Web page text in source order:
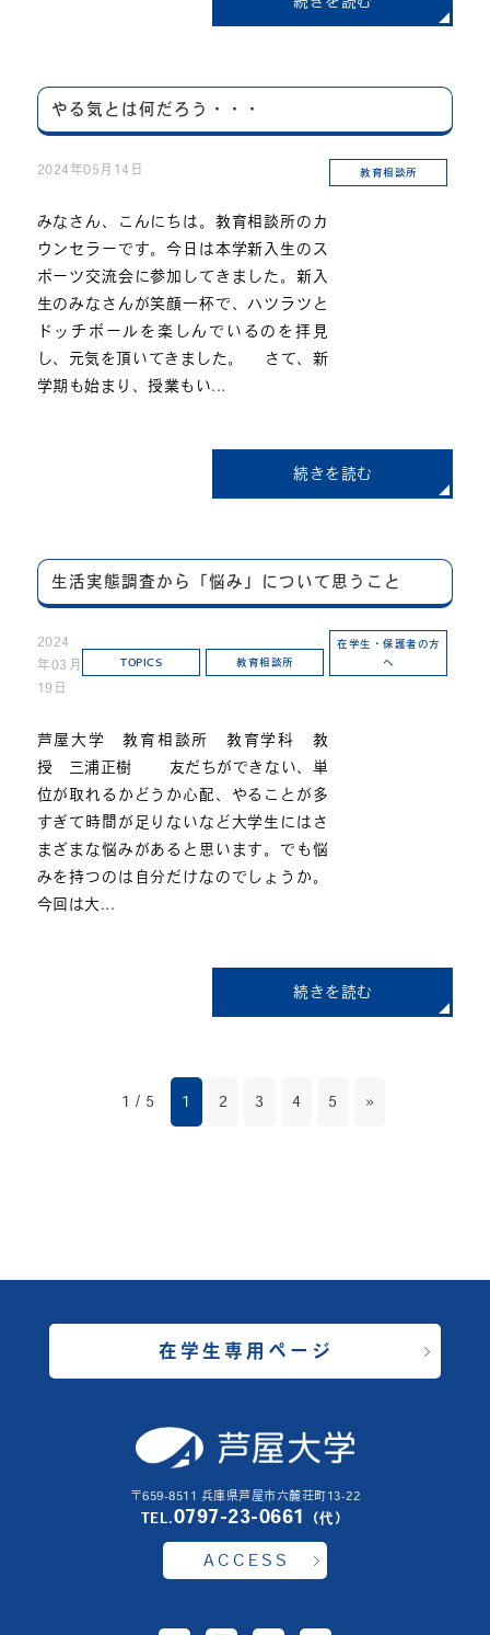
やる気とは何だろう・・・
教育相談所
2024年05月14日
みなさん、こんにちは。教育相談所のカ
ウンセラーです。今日は本学新入生のス
ポーツ交流会に参加してきました。新入
生のみなさんが笑顔一杯で、ハツラツと
ドッチボールを楽しんでいるのを拝見
し、元気を頂いてきました。 さて、新
学期も始まり、授業もい...
続きを読む
生活実態調査から「悩み」について思うこと
TOPICS 教育相談所
在学生・保護者の方
へ
2024
年03月
19日
芦屋大学 教育相談所 教育学科 教
授 三浦正樹 友だちができない、単
位が取れるかどうか心配、やることが多
すぎて時間が足りないなど大学生にはさ
まざまな悩みがあると思います。でも悩
みを持つのは自分だけなのでしょうか。
今回は大...
続きを読む
1 / 5 1 2 3 4 5 »
在学生専用ページ
〒659-8511 兵庫県芦屋市六麓荘町13-22
TEL. 0797-23-0661 （代）
ACCESS